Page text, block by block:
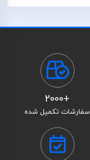
+2000
سفارشات تکمیل شده